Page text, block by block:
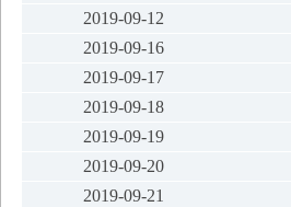
2019-09-12
2019-09-16
2019-09-17
2019-09-18
2019-09-19
2019-09-20
2019-09-21